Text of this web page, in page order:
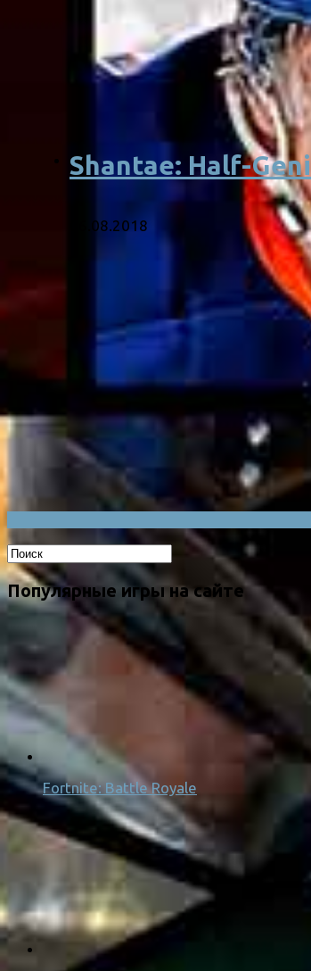
Shantae: Half-
06.08.2018
Популярные игры на сайте
Fortnite: Battle Royale